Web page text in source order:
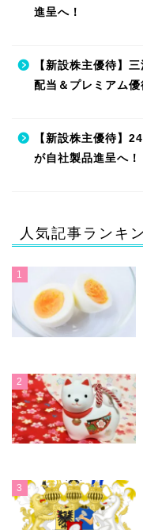
進呈へ！
【新設株主優待】
配当＆プレミアム
【新設株主優待】
が自社製品進呈へ！
人気記事ランキ
1
2
3